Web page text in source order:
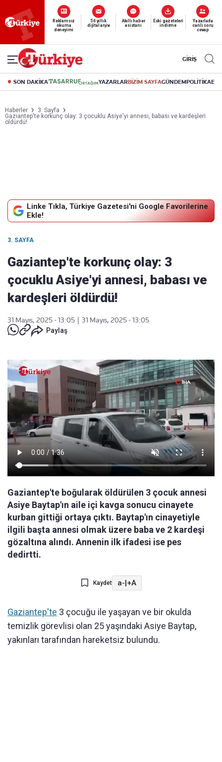
Reklamsız
okuma
deneyimi
56 yıllık
dijital arşiv
Akıllı haber
asistanı
Eski gazeteleri
indirme
Yazarlarla
canlı soru
cevap
GİRİŞ
SON DAKİKA YAZARLARBİZİM SAYFAGÜNDEMPOLİTİKA
Haberler
3. Sayfa
Gaziantep'te korkunç olay: 3 çocuklu Asiye'yi annesi, babası ve kardeşleri
öldürdü!
Linke Tıkla, Türkiye Gazetesi'ni Google Favorilerine
Ekle!
3. SAYFA
Gaziantep'te korkunç olay: 3
çocuklu Asiye'yi annesi, babası ve
kardeşleri öldürdü!
31 Mayıs, 2025 - 13:05
31 Mayıs, 2025 - 13:05
Paylaş
Gaziantep'te boğularak öldürülen 3 çocuk annesi
Asiye Baytap'ın aile içi kavga sonucu cinayete
kurban gittiği ortaya çıktı. Baytap'ın cinayetiyle
ilgili başta annesi olmak üzere baba ve 2 kardeşi
gözaltına alındı. Annenin ilk ifadesi ise pes
dedirtti.
Kaydet a-|+A
Gaziantep'te 3 çocuğu ile yaşayan ve bir okulda
temizlik görevlisi olan 25 yaşındaki Asiye Baytap,
yakınları tarafından hareketsiz bulundu.